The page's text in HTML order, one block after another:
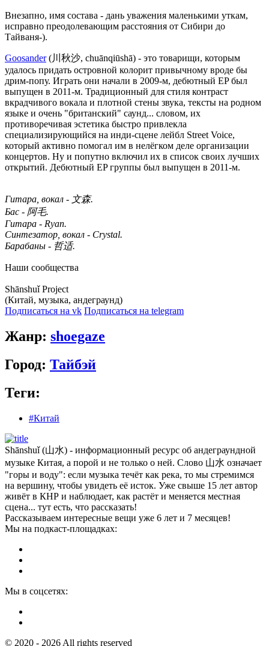
Внезапно, имя состава - дань уважения маленькими уткам,
исправно преодолевающим расстояния от Сибири до
Тайваня-).
Goosander(川秋沙, chuānqiūshā) - это товарищи, которым
удалось придать островной колорит привычному вроде бы
дрим-попу. Играть они начали в 2009-м, дебютный EP был
выпущен в 2011-м. Традиционный для стиля контраст
вкрадчивого вокала и плотной стены звука, тексты на родном
языке и очень "британский" саунд... словом, их
противоречивая эстетика быстро привлекла
специализирующийся на инди-сцене лейбл Street Voice,
который активно помогал им в нелёгком деле организации
концертов. Ну и попутно включил их в список своих лучших
открытий. Дебютный EP группы был выпущен в 2011-м.
Гитара, вокал - 文森.
Бас - 阿毛.
Гитара - Ryan.
Синтезатор, вокал - Crystal.
Барабаны - 哲适.
Наши сообщества
Shānshuǐ Project
(Китай, музыка, андеграунд)
Подписаться на vk Подписаться на telegram
Жанр: shoegaze
Город: Тайбэй
Теги:
#Китай
Shānshuǐ (山水) - информационный ресурс об андеграундной
музыке Китая, а порой и не только о ней. Слово 山水 означает
"горы и воду": если музыка течёт как река, то мы стремимся
на вершину, чтобы увидеть её исток. Уже свыше 15 лет автор
живёт в КНР и наблюдает, как растёт и меняется местная
сцена... тут есть, что рассказать!
Рассказываем интересные вещи уже 6 лет и 7 месяцев!
Мы на подкаст-площадках:
Мы в соцсетях:
© 2020 - 2026 All rights reserved